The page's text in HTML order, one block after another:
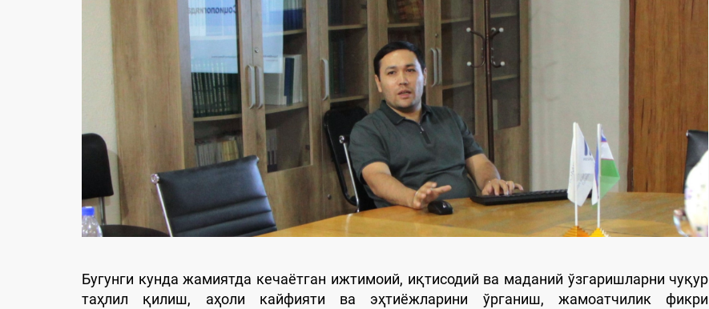
Бугунги кунда жамиятда кечаётган ижтимоий, иқтисодий ва маданий ўзгаришларни чуқур
таҳлил қилиш, аҳоли кайфияти ва эҳтиёжларини ўрганиш, жамоатчилик фикри